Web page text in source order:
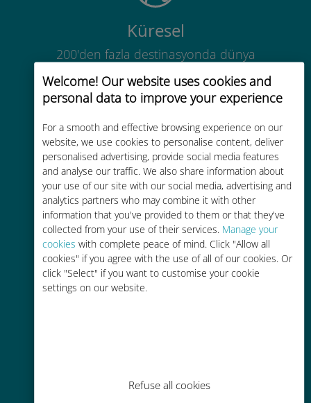
Welcome! Our website uses cookies and
personal data to improve your experience
For a smooth and effective browsing experience on our
website, we use cookies to personalise content, deliver
personalised advertising, provide social media features
and analyse our traffic. We also share information about
your use of our site with our social media, advertising and
analytics partners who may combine it with other
information that you've provided to them or that they've
collected from your use of their services. Manage your
cookies with complete peace of mind. Click "Allow all
cookies" if you agree with the use of all of our cookies. Or
click "Select" if you want to customise your cookie
settings on our website.
Refuse all cookies
Küresel
200'den fazla destinasyonda dünya
bağlantı
Uygun maliyetli
Mevcut operatörünüzle dolaşım
ücretlerinden %90'a kadar daha
ucuz
yerde, Wi-Fi veya kalan veri
olmadan bile